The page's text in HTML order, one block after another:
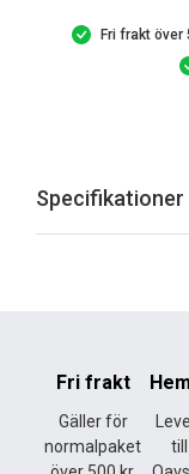
Fri frakt över
Specifikationer
Fri frakt
Gäller för
normalpaket